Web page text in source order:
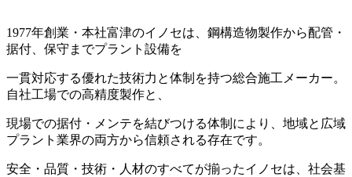
1977年創業・本社富津のイノセは、鋼構造物製作から配管・
据付、保守までプラント設備を
一貫対応する優れた技術力と体制を持つ総合施工メーカー。
自社工場での高精度製作と、
現場での据付・メンテを結びつける体制により、地域と広域
プラント業界の両方から信頼される存在です。
安全・品質・技術・人材のすべてが揃ったイノセは、社会基